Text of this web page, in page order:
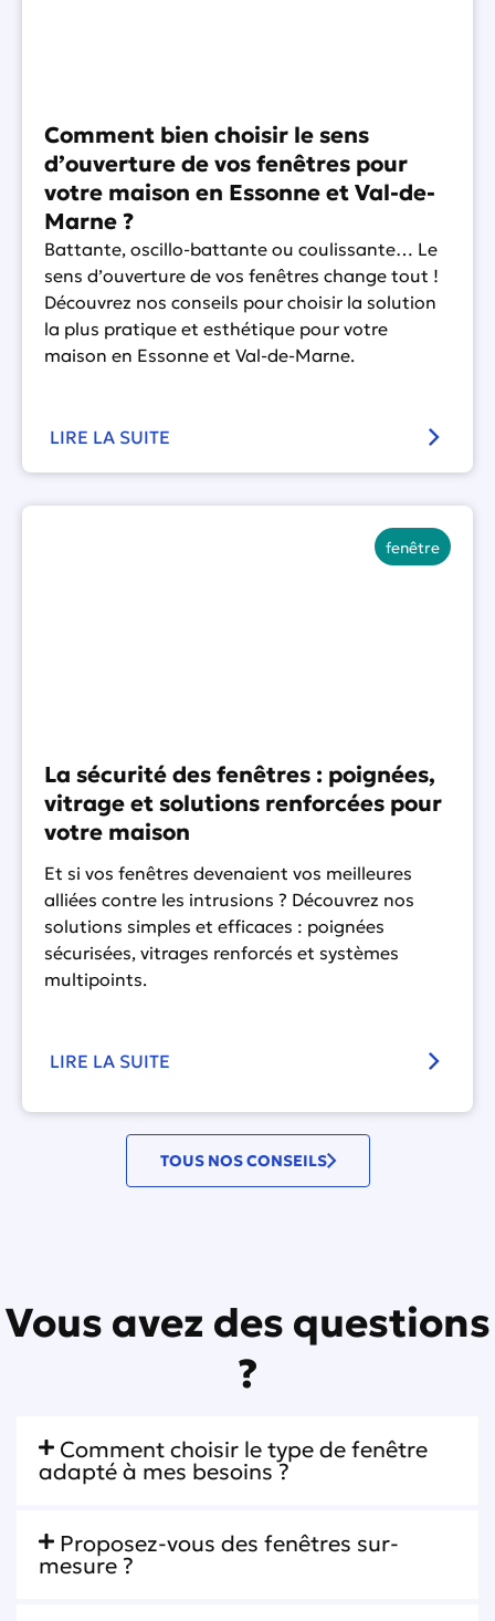
Comment bien choisir le sens
d’ouverture de vos fenêtres pour
votre maison en Essonne et Val-de-
Marne ?
Battante, oscillo-battante ou coulissante… Le
sens d’ouverture de vos fenêtres change tout !
Découvrez nos conseils pour choisir la solution
la plus pratique et esthétique pour votre
maison en Essonne et Val-de-Marne.
LIRE LA SUITE
fenêtre
La sécurité des fenêtres : poignées,
vitrage et solutions renforcées pour
votre maison
Et si vos fenêtres devenaient vos meilleures
alliées contre les intrusions ? Découvrez nos
solutions simples et efficaces : poignées
sécurisées, vitrages renforcés et systèmes
multipoints.
LIRE LA SUITE
TOUS NOS CONSEILS
Vous avez des questions
?
Comment choisir le type de fenêtre
adapté à mes besoins ?
Proposez-vous des fenêtres sur-
mesure ?